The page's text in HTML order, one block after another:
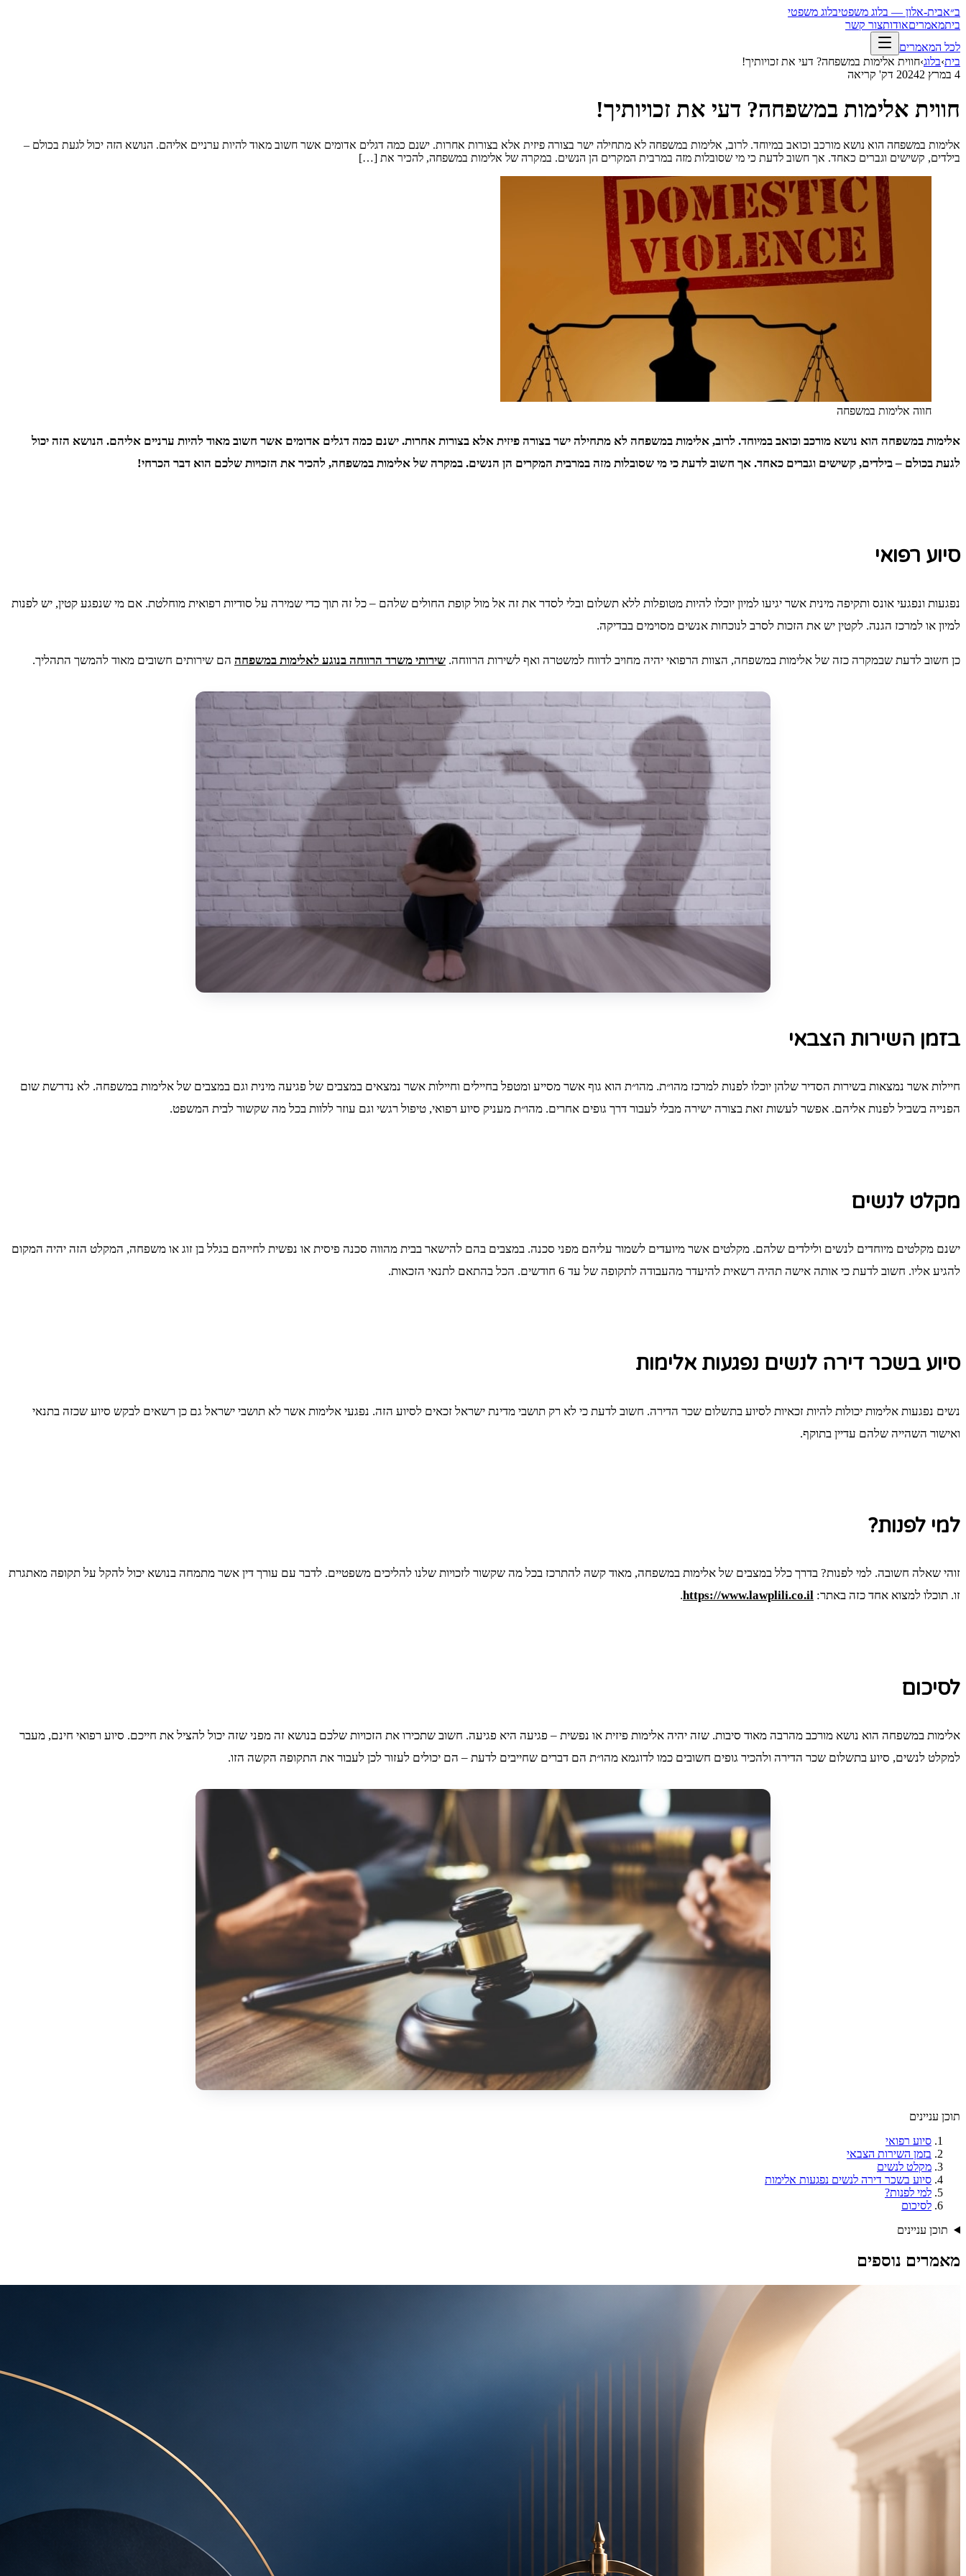
ב״אבית-אלון — בלוג משפטיבלוג משפטי
ביתמאמריםאודותצור קשר
לכל המאמרים
בית›בלוג›חווית אלימות במשפחה? דעי את זכויותיך!
4 במרץ 2024
2 דק' קריאה
חווית אלימות במשפחה? דעי את זכויותיך!
אלימות במשפחה הוא נושא מורכב וכואב במיוחד. לרוב, אלימות במשפחה לא מתחילה ישר בצורה פיזית אלא בצורות אחרות. ישנם כמה דגלים אדומים אשר חשוב מאוד להיות ערניים אליהם. הנושא הזה יכול לגעת בכולם –
בילדים, קשישים וגברים כאחד. אך חשוב לדעת כי מי שסובלות מזה במרבית המקרים הן הנשים. במקרה של אלימות במשפחה, להכיר את […]
חווה אלימות במשפחה
אלימות במשפחה הוא נושא מורכב וכואב במיוחד. לרוב, אלימות במשפחה לא מתחילה ישר בצורה פיזית אלא בצורות אחרות. ישנם כמה דגלים אדומים אשר חשוב מאוד להיות ערניים אליהם. הנושא הזה יכול
לגעת בכולם – בילדים, קשישים וגברים כאחד. אך חשוב לדעת כי מי שסובלות מזה במרבית המקרים הן הנשים. במקרה של אלימות במשפחה, להכיר את הזכויות שלכם הוא דבר הכרחי!
סיוע רפואי
נפגעות ונפגעי אונס ותקיפה מינית אשר יגיעו למיון יוכלו להיות מטופלות ללא תשלום ובלי לסדר את זה אל מול קופת החולים שלהם – כל זה תוך כדי שמירה על סודיות רפואית מוחלטת. אם מי שנפגע קטין, יש לפנות
למיון או למרכז הגנה. לקטין יש את הזכות לסרב לנוכחות אנשים מסוימים בבדיקה.
כן חשוב לדעת שבמקרה כזה של אלימות במשפחה, הצוות הרפואי יהיה מחויב לדווח למשטרה ואף לשירות הרווחה. שירותי משרד הרווחה בנוגע לאלימות במשפחה הם שירותים חשובים מאוד להמשך התהליך.
בזמן השירות הצבאי
חיילות אשר נמצאות בשירות הסדיר שלהן יוכלו לפנות למרכז מהו״ת. מהו״ת הוא גוף אשר מסייע ומטפל בחיילים וחיילות אשר נמצאים במצבים של פגיעה מינית וגם במצבים של אלימות במשפחה. לא נדרשת שום
הפנייה בשביל לפנות אליהם. אפשר לעשות זאת בצורה ישירה מבלי לעבור דרך גופים אחרים. מהו״ת מעניק סיוע רפואי, טיפול רגשי וגם עוזר ללוות בכל מה שקשור לבית המשפט.
מקלט לנשים
ישנם מקלטים מיוחדים לנשים ולילדים שלהם. מקלטים אשר מיועדים לשמור עליהם מפני סכנה. במצבים בהם להישאר בבית מהווה סכנה פיסית או נפשית לחייהם בגלל בן זוג או משפחה, המקלט הזה יהיה המקום
להגיע אליו. חשוב לדעת כי אותה אישה תהיה רשאית להיעדר מהעבודה לתקופה של עד 6 חודשים. הכל בהתאם לתנאי הזכאות.
סיוע בשכר דירה לנשים נפגעות אלימות
נשים נפגעות אלימות יכולות להיות זכאיות לסיוע בתשלום שכר הדירה. חשוב לדעת כי לא רק תושבי מדינת ישראל זכאים לסיוע הזה. נפגעי אלימות אשר לא תושבי ישראל גם כן רשאים לבקש סיוע שכזה בתנאי
ואישור השהייה שלהם עדיין בתוקף.
למי לפנות?
זוהי שאלה חשובה. למי לפנות? בדרך כלל במצבים של אלימות במשפחה, מאוד קשה להתרכז בכל מה שקשור לזכויות שלנו להליכים משפטיים. לדבר עם עורך דין אשר מתמחה בנושא יכול להקל על תקופה מאתגרת
זו. תוכלו למצוא אחד כזה באתר: https://www.lawplili.co.il
.
לסיכום
אלימות במשפחה הוא נושא מורכב מהרבה מאוד סיבות. שזה יהיה אלימות פיזית או נפשית – פגיעה היא פגיעה. חשוב שתכירו את הזכויות שלכם בנושא זה מפני שזה יכול להציל את חייכם. סיוע רפואי חינם, מעבר
למקלט לנשים, סיוע בתשלום שכר הדירה ולהכיר גופים חשובים כמו לדוגמא מהו״ת הם דברים שחייבים לדעת – הם יכולים לעזור לכן לעבור את התקופה הקשה הזו.
תוכן עניינים
סיוע רפואי
בזמן השירות הצבאי
מקלט לנשים
סיוע בשכר דירה לנשים נפגעות אלימות
למי לפנות?
לסיכום
תוכן עניינים
מאמרים נוספים